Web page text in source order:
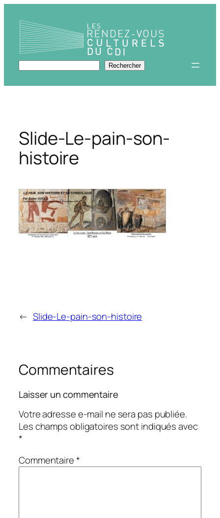
contenu
Rechercher Rechercher
Slide-Le-pain-son-
histoire
← Slide-Le-pain-son-histoire
Commentaires
Laisser un commentaire
Votre adresse e-mail ne sera pas publiée.
Les champs obligatoires sont indiqués avec
*
Commentaire*